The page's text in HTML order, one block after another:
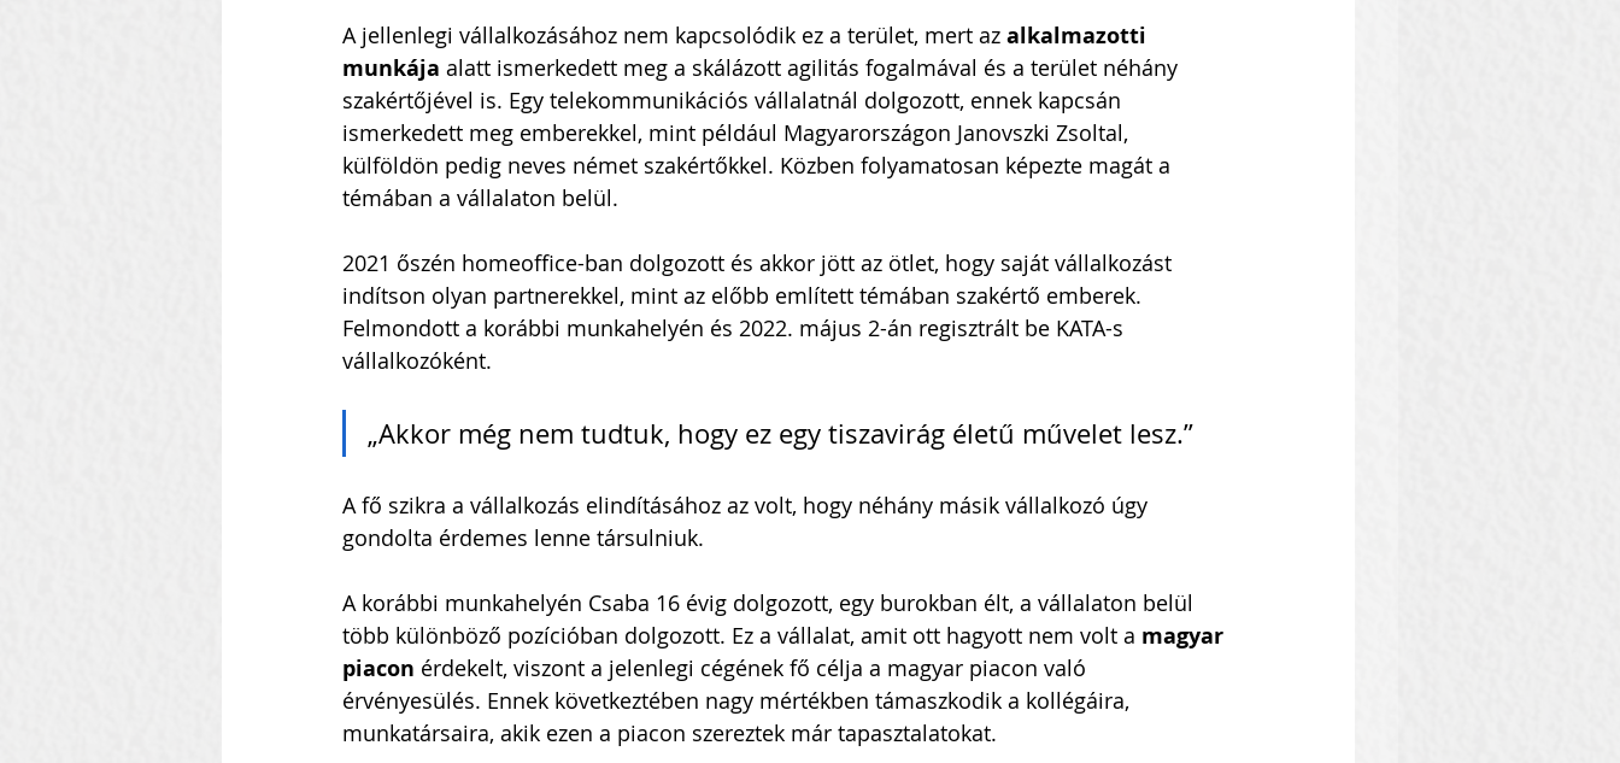
A jellenlegi vállalkozásához nem kapcsolódik ez a terület, mert az alkalmazotti
munkája alatt ismerkedett meg a skálázott agilitás fogalmával és a terület néhány
szakértőjével is. Egy telekommunikációs vállalatnál dolgozott, ennek kapcsán
ismerkedett meg emberekkel, mint például Magyarországon Janovszki Zsoltal,
külföldön pedig neves német szakértőkkel. Közben folyamatosan képezte magát a
témában a vállalaton belül.
2021 őszén homeoffice-ban dolgozott és akkor jött az ötlet, hogy saját vállalkozást
indítson olyan partnerekkel, mint az előbb említett témában szakértő emberek.
Felmondott a korábbi munkahelyén és 2022. május 2-án regisztrált be KATA-s
vállalkozóként.
„Akkor még nem tudtuk, hogy ez egy tiszavirág életű művelet lesz.”
A fő szikra a vállalkozás elindításához az volt, hogy néhány másik vállalkozó úgy
gondolta érdemes lenne társulniuk.
A korábbi munkahelyén Csaba 16 évig dolgozott, egy burokban élt, a vállalaton belül
több különböző pozícióban dolgozott. Ez a vállalat, amit ott hagyott nem volt a magyar
piacon érdekelt, viszont a jelenlegi cégének fő célja a magyar piacon való
érvényesülés. Ennek következtében nagy mértékben támaszkodik a kollégáira,
munkatársaira, akik ezen a piacon szereztek már tapasztalatokat.